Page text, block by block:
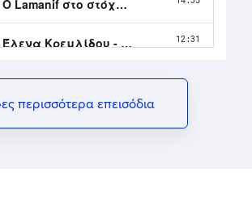
περισσότερα επεισόδια